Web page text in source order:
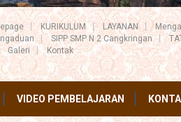
KURIKULUM LAYANAN
SIPP SMP N 2 Cangkringan
Galeri Kontak
VIDEO PEMBELAJARAN